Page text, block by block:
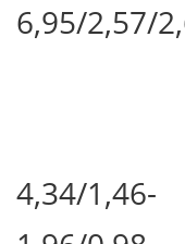
6,95/2,57/
4,34/1,46-